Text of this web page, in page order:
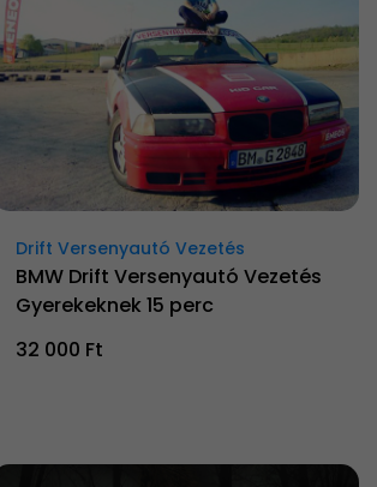
Drift Versenyautó Vezetés
BMW Drift Versenyautó Vezetés
Gyerekeknek 15 perc
32 000 Ft